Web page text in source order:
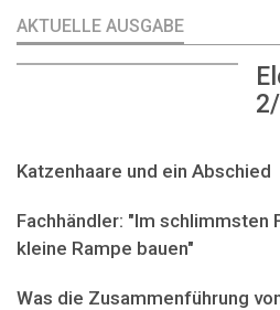
AKTUELLE AUSGABE
Katzenhaare und ein Abschied
Fachhändler: "Im schlimmsten
kleine Rampe bauen"
Was die Zusammenführung